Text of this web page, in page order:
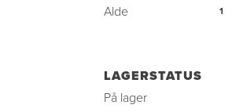
Alde 1
LAGERSTATUS
På lager